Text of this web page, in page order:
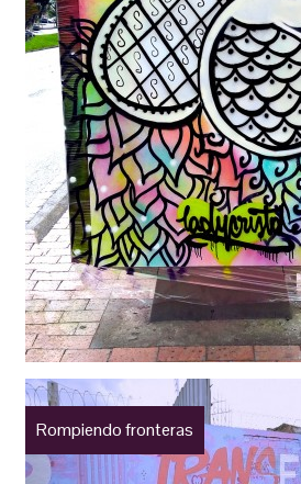
Rompiendo fronteras